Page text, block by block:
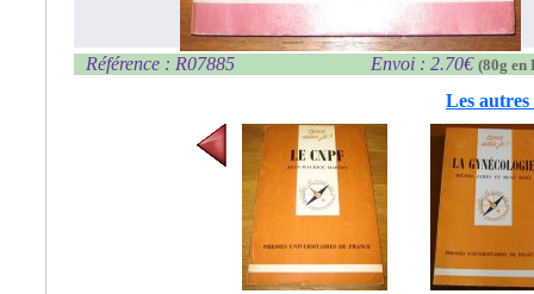
Référence : R07885 Envoi : 2.70€ (80g en
Les autres